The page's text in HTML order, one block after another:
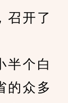
开了
个白
的众多